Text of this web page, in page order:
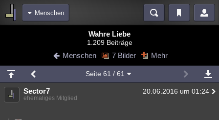
Menschen
Blogs Videos
Chat Wiki Neuigkeiten
meine Rubriken
Menschen Mystery Kriminalfälle
Wahre Liebe
1.209 Beiträge
Menschen 7 Bilder Mehr
Seite 61 / 61
Sector7 20.06.2016 um 01:24
ehemaliges Mitglied